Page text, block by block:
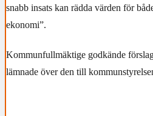
snabb insats kan rädda värden för
ekonomi”.
Kommunfullmäktige godkände
lämnade över den till